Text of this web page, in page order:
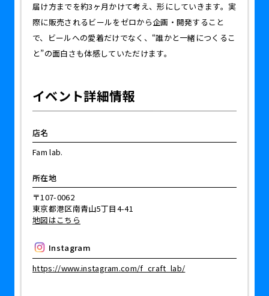
届け方までを約3ヶ月かけて考え、形にしていきます。実
際に販売されるビールをゼロから企画・開発すること
で、ビールへの愛着だけでなく、“誰かと一緒につくるこ
と”の面白さも体感していただけます。
イベント詳細情報
店名
Fam lab.
所在地
〒107-0062
東京都港区南青山5丁目4-41
地図はこちら
Instagram
https://www.instagram.com/f_craft_lab/